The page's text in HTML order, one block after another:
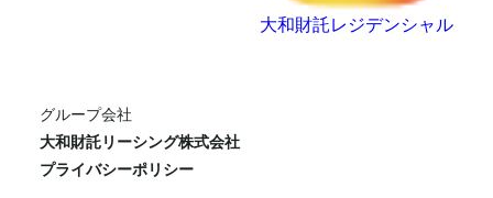
大和財託レジデンシャル
グループ会社
大和財託リーシング株式会社
プライバシーポリシー